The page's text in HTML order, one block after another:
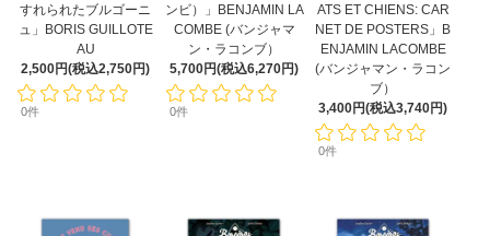
すれられたブルゴーニ
ュ」BORIS GUILLOTE
AU
2,500円(税込2,750円)
0件
ンビ）」BENJAMIN LA
COMBE (バンジャマ
ン・ラコンブ）
5,700円(税込6,270円)
0件
ATS ET CHIENS: CAR
NET DE POSTERS」B
ENJAMIN LACOMBE
(バンジャマン・ラコン
ブ）
3,400円(税込3,740円)
0件